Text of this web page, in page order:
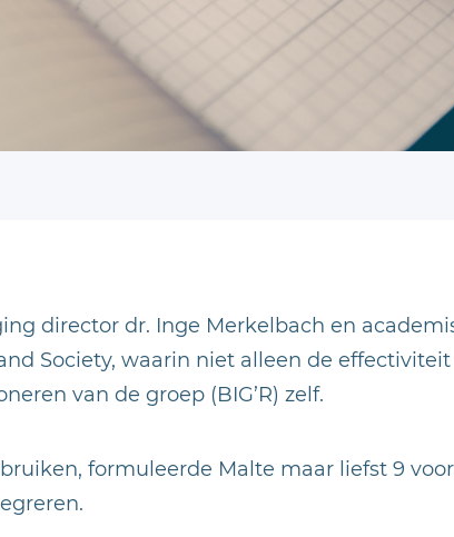
director dr. Inge Merkelbach en
Society, waarin niet alleen de effectiviteit
van de groep (BIG’R) zelf.
formuleerde Malte maar liefst 9